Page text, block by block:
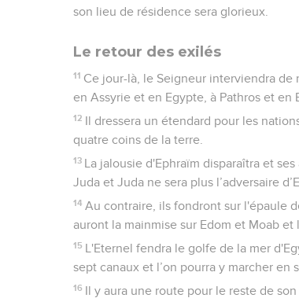
son lieu de résidence sera glorieux.
Le retour des exilés
11 Ce jour-là, le Seigneur interviendra
en Assyrie et en Egypte, à Pathros et en
12 Il dressera un étendard pour les
quatre coins de la terre.
13 La jalousie d'Ephraïm disparaîtra et
Juda et Juda ne sera plus l’adversaire
14 Au contraire, ils fondront sur l'épaule
auront la mainmise sur Edom et Moab
15 L'Eternel fendra le golfe de la mer
sept canaux et l’on pourra y marcher en
16 Il y aura une route pour le reste de